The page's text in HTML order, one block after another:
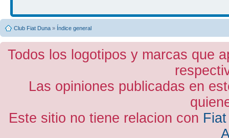
Club Fiat Duna » Índice general
Todos los logotipos y marcas que
Las opiniones publicadas en
Este sitio no tiene relacion con